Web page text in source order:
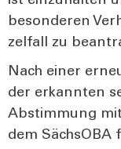
beson­de­ren
zel­fall zu
Nach einer
der erkann­ten
Abstim­mung
dem